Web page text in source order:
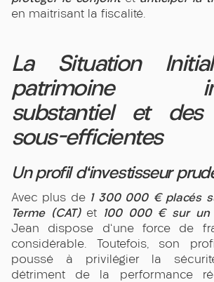
en maitrisant la fiscalité.
La Situation
patrimoine
substantiel et des
sous-efficientes
Un profil d'investisseur
Avec plus de 1 300 000 € placés
Terme (CAT)et 100 000 € sur un
Jean dispose d'une force de
considérable. Toutefois, son
poussé à privilégier la
détriment de la performance